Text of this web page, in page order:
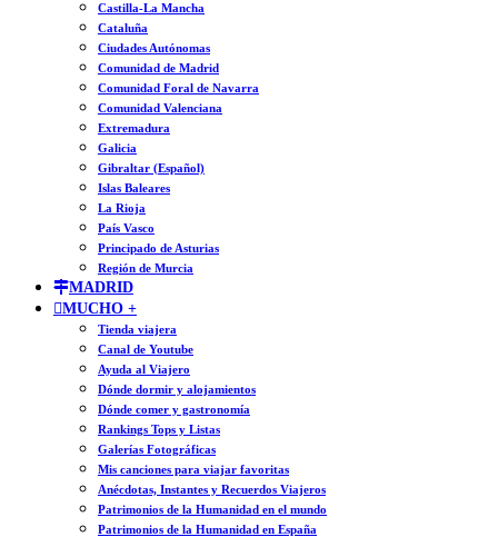
Castilla-La Mancha
Cataluña
Ciudades Autónomas
Comunidad de Madrid
Comunidad Foral de Navarra
Comunidad Valenciana
Extremadura
Galicia
Gibraltar (Español)
Islas Baleares
La Rioja
País Vasco
Principado de Asturias
Región de Murcia
MADRID
MUCHO +
Tienda viajera
Canal de Youtube
Ayuda al Viajero
Dónde dormir y alojamientos
Dónde comer y gastronomía
Rankings Tops y Listas
Galerías Fotográficas
Mis canciones para viajar favoritas
Anécdotas, Instantes y Recuerdos Viajeros
Patrimonios de la Humanidad en el mundo
Patrimonios de la Humanidad en España